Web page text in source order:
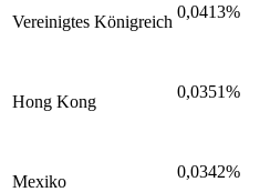
Vereinigtes Königreich
0,0413%
Hong Kong
0,0351%
Mexiko
0,0342%